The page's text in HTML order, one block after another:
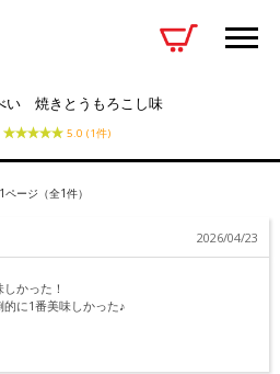
い 焼きとうもろこし味
5.0 (1件)
ページ（全1件）
2026/04/23
かった！
に1番美味しかった♪